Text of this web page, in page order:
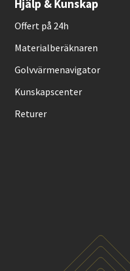
Hjälp & Kunskap
Offert på 24h
Materialberäknaren
Golvvärmenavigator
Kunskapscenter
Returer